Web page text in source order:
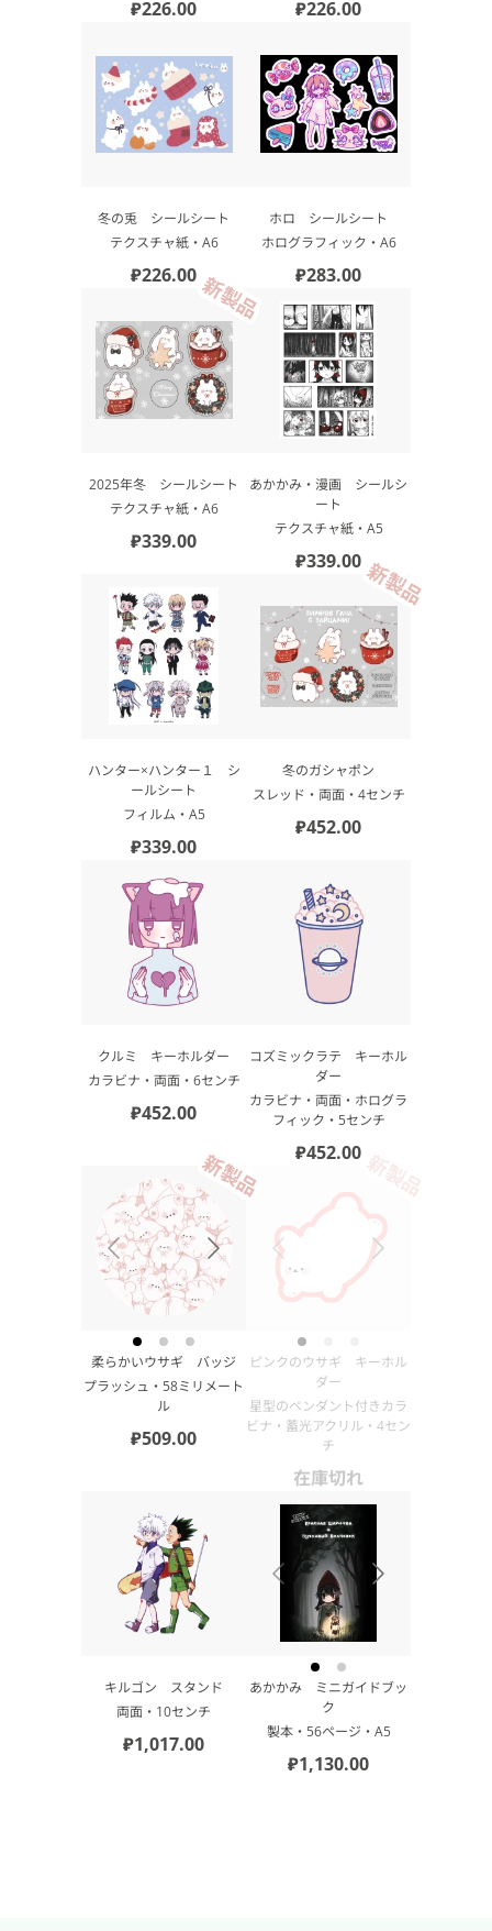
₽226.00 ₽226.00
冬の兎 シールシート
テクスチャ紙・А6
₽226.00
ホロ シールシート
ホログラフィック・А6
₽283.00
2025年冬 シールシート
テクスチャ紙・А6
₽339.00
新製品
あかかみ・漫画 シールシ
ート
テクスチャ紙・А5
₽339.00
ハンター×ハンター１ シ
ールシート
フィルム・А5
₽339.00
冬のガシャポン
スレッド・両面・4センチ
₽452.00
新製品
クルミ キーホルダー
カラビナ・両面・6センチ
₽452.00
コズミックラテ キーホル
ダー
カラビナ・両面・ホログラ
フィック・5センチ
₽452.00
柔らかいウサギ バッジ
プラッシュ・58ミリメート
ル
₽509.00
新製品
ピンクのウサギ キーホル
ダー
星型のペンダント付きカラ
ビナ・蓄光アクリル・4セン
チ
在庫切れ
キルゴン スタンド
両面・10センチ
₽1,017.00
あかかみ ミニガイドブッ
ク
製本・56ページ・A5
₽1,130.00